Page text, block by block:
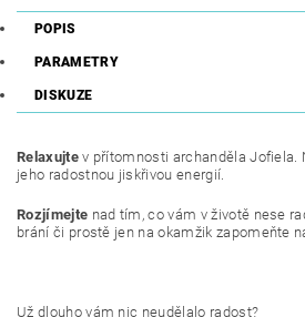
POPIS
PARAMETRY
DISKUZE
Relaxujtev přítomnosti archanděla Jofiela.
jeho radostnou jiskřivou energií.
Rozjímejte nad tím, co vám v životě nese
brání či prostě jen na okamžik zapomeňte
Už dlouho vám nic neudělalo radost?